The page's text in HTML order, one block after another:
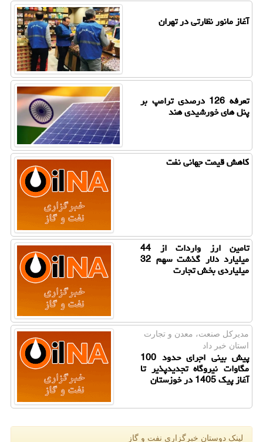
آغاز مانور نظارتی در تهران
تعرفه 126 درصدی ترامپ بر
پنل های خورشیدی هند
کاهش قیمت جهانی نفت
تامین ارز واردات از 44
میلیارد دلار گذشت سهم 32
میلیاردی بخش تجارت
مدیركل صنعت، معدن و تجارت
استان خبر داد
پیش بینی اجرای حدود 100
مگاوات نیروگاه تجدیدپذیر تا
آغاز پیک 1405 در خوزستان
لینک دوستان خبرگزاری نفت و گاز